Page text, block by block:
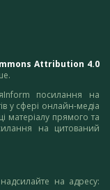
Attribution 4.0
посилання на
у сфері онлайн-медіа
матеріалу прямого та
на цитований
на адресу: